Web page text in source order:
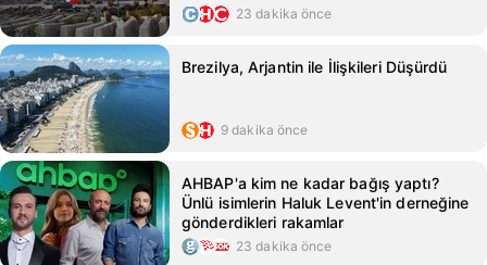
23 dakika önce
Brezilya, Arjantin ile İlişkileri Düşürdü
9 dakika önce
AHBAP'a kim ne kadar bağış yaptı?
Ünlü isimlerin Haluk Levent'in derneğine
gönderdikleri rakamlar
23 dakika önce